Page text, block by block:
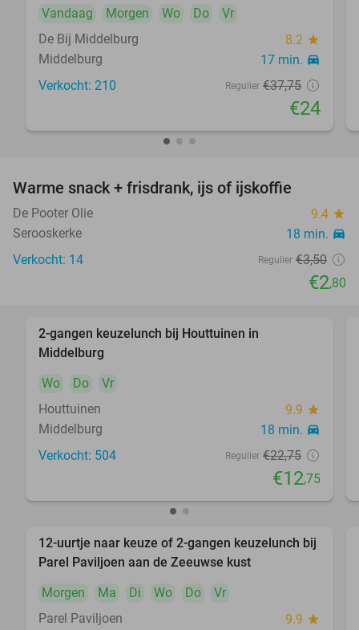
Vandaag
Morgen Wo Do
Vr
De Bij Middelburg
8.2 star
Middelburg 17 min. directions_car
Verkocht: 210 Regulier €37,75
€24
Warme snack + frisdrank, ijs of ijskoffie
De Pooter Olie 9.4 star
Serooskerke 18 min. directions_car
Verkocht: 14 Regulier €3,50
€2,80
2-gangen keuzelunch bij Houttuinen in
Middelburg
Wo
Do
Vr
Houttuinen
9.9 star
Middelburg 18 min. directions_car
Verkocht: 504 Regulier €22,75
€12,75
38%
12-uurtje naar keuze of 2-gangen keuzelunch bij
Parel Paviljoen aan de Zeeuwse kust
Morgen
Ma Di Wo Do
Vr
Parel Paviljoen
9.9 star